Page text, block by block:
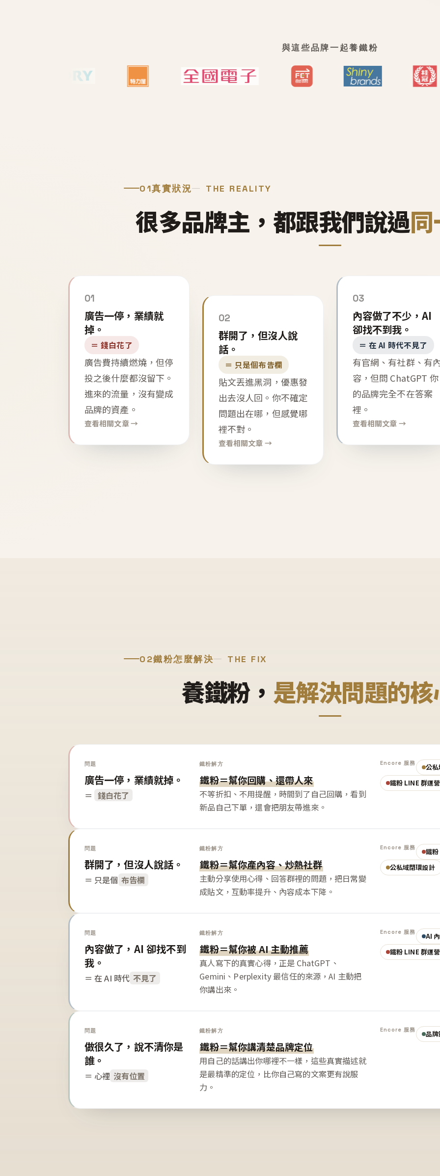
與這些品牌一起養鐵粉
01真實狀況 THE REALITY
很多品牌主，都跟我們說過同
01
廣告一停，業績就
掉。
＝ 錢白花了
廣告費持續燃燒，但停
投之後什麼都沒留下。
進來的流量，沒有變成
品牌的資產。
查看相關文章 →
02
群開了，但沒人說
話。
＝ 只是個布告欄
貼文丟進黑洞，優惠發
出去沒人回。你不確定
問題出在哪，但感覺哪
裡不對。
查看相關文章 →
03
內容做了不少，AI
卻找不到我。
＝ 在 AI 時代不見了
有官網、有社群、有
容，但問 ChatGPT 你
的品牌完全不在答案
裡。
查看相關文章 →
02鐵粉怎麼解決 THE FIX
養鐵粉， 是解決問題的
問題
廣告一停，業績就掉。
＝ 錢白花了
鐵粉解方
鐵粉＝幫你回購、還帶人來
不等折扣、不用提醒，時間到了自己回購，看到
新品自己下單，還會把朋友帶進來。
Encore 服務
公
鐵粉 LINE 群運營
問題
群開了，但沒人說話。
＝ 只是個 布告欄
鐵粉解方
鐵粉＝幫你產內容、炒熱社群
主動分享使用心得、回答群裡的問題，把日常變
成貼文，互動率提升、內容成本下降。
Encore 服務
鐵
公私域閉環設計
問題
內容做了，AI 卻找不到
我。
＝ 在 AI 時代 不見了
鐵粉解方
鐵粉＝幫你被 AI 主動推薦
真人寫下的真實心得，正是 ChatGPT、
Gemini、Perplexity 最信任的來源，AI 主動把
你講出來。
Encore 服務
AI
鐵粉 LINE 群運營
問題
做很久了，說不清你是
誰。
＝ 心裡 沒有位置
鐵粉解方
鐵粉＝幫你講清楚品牌定位
用自己的話講出你哪裡不一樣，這些真實描述就
是最精準的定位，比你自己寫的文案更有說服
力。
Encore 服務 品